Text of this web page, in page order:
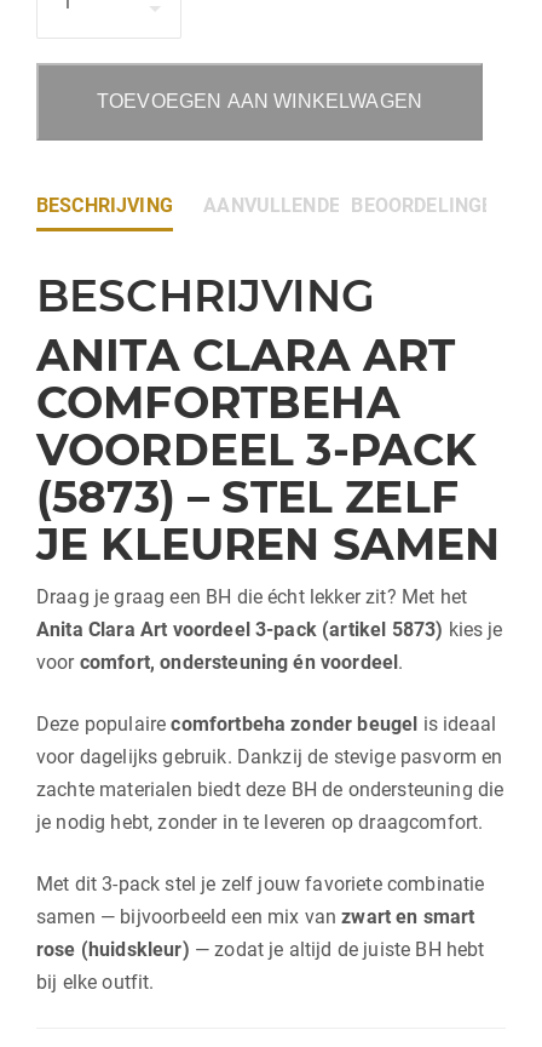
TOEVOEGEN AAN WINKELWAGEN
BESCHRIJVING AANVULLENDE INFORMATIE
BEOORDELINGEN (0)
BESCHRIJVING
ANITA CLARA ART
COMFORTBEHA
VOORDEEL 3-PACK
(5873) – STEL ZELF
JE KLEUREN SAMEN
Draag je graag een BH die écht lekker zit? Met het
Anita Clara Art voordeel 3-pack (artikel 5873) kies je
voor comfort, ondersteuning én voordeel.
Deze populairecomfortbeha zonder beugel is ideaal
voor dagelijks gebruik. Dankzij de stevige pasvorm en
zachte materialen biedt deze BH de ondersteuning die
je nodig hebt, zonder in te leveren op draagcomfort.
Met dit 3-pack stel je zelf jouw favoriete combinatie
samen — bijvoorbeeld een mix vanzwart en smart
rose (huidskleur) — zodat je altijd de juiste BH hebt
bij elke outfit.